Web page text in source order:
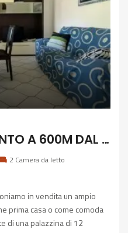
VADA, APPARTAMENTO A 600M DAL MARE
2 Camera da letto
in vendita un ampio
prima casa o come comoda
di una palazzina di 12